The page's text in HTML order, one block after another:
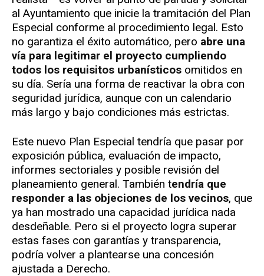
al Ayuntamiento que inicie la tramitación del Plan
Especial conforme al procedimiento legal. Esto
no garantiza el éxito automático, pero abre una
vía para legitimar el proyecto cumpliendo
todos los requisitos urbanísticos omitidos en
su día. Sería una forma de reactivar la obra con
seguridad jurídica, aunque con un calendario
más largo y bajo condiciones más estrictas.
Este nuevo Plan Especial tendría que pasar por
exposición pública, evaluación de impacto,
informes sectoriales y posible revisión del
planeamiento general. También tendría que
responder a las objeciones de los vecinos, que
ya han mostrado una capacidad jurídica nada
desdeñable. Pero si el proyecto logra superar
estas fases con garantías y transparencia,
podría volver a plantearse una concesión
ajustada a Derecho.